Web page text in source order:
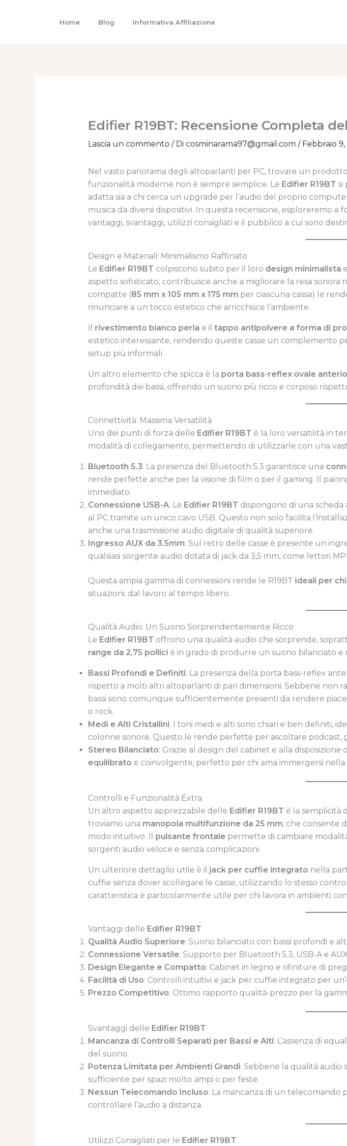
Home Blog Informativa Affiliazione
Edifier R19BT: Recensione Completa
Lascia un commento / Di cosminarama97@gmail.com / Febbraio
Nel vasto panorama degli altoparlanti per PC, trovare un
funzionalità moderne non è sempre semplice. Le Edifier R19BT si
adatta sia a chi cerca un upgrade per l’audio del proprio
musica da diversi dispositivi. In questa recensione, esploreremo a
vantaggi, svantaggi, utilizzi consigliati e il pubblico a cui sono
Design e Materiali: Minimalismo Raffinato
Le Edifier R19BT colpiscono subito per il loro design minimalista
aspetto sofisticato, contribuisce anche a migliorare la resa sonora
compatte (85 mm x 105 mm x 175 mm per ciascuna cassa) le
rinunciare a un tocco estetico che arricchisce l’ambiente.
rivestimento bianco perla e il tappo antipolvere a forma di
estetico interessante, rendendo queste casse un complemento
setup più informali.
Un altro elemento che spicca è la porta bass-reflex ovale
profondità dei bassi, offrendo un suono più ricco e corposo
Connettività: Massima Versatilità
Uno dei punti di forza delle Edifier R19BT è la loro versatilità in
modalità di collegamento, permettendo di utilizzarle con una
Bluetooth 5.3: La presenza del Bluetooth 5.3 garantisce una
rende perfette anche per la visione di film o per il gaming. Il
immediato.
Connessione USB-A: Le Edifier R19BT dispongono di una
al PC tramite un unico cavo USB. Questo non solo facilita
anche una trasmissione audio digitale di qualità superiore.
Ingresso AUX da 3.5mm: Sul retro delle casse è presente un
qualsiasi sorgente audio dotata di jack da 3,5 mm, come lettori
Questa ampia gamma di connessioni rende le R19BT ideali per
situazioni: dal lavoro al tempo libero.
Qualità Audio: Un Suono Sorprendentemente Ricco
Le Edifier R19BT offrono una qualità audio che sorprende,
range da 2,75 pollici è in grado di produrre un suono bilanciato e
Bassi Profondi e Definiti: La presenza della porta bass-reflex
rispetto a molti altri altoparlanti di pari dimensioni. Sebbene non
bassi sono comunque sufficientemente presenti da rendere
o rock.
Medi e Alti Cristallini: I toni medi e alti sono chiari e ben definiti,
colonne sonore. Questo le rende perfette per ascoltare
Stereo Bilanciato: Grazie al design del cabinet e alla disposizione
equilibrato e coinvolgente, perfetto per chi ama immergersi
Controlli e Funzionalità Extra
Un altro aspetto apprezzabile delle Edifier R19BT è la semplicità
troviamo una manopola multifunzione da 25 mm, che consente
modo intuitivo. Il pulsante frontale permette di cambiare
sorgenti audio veloce e senza complicazioni.
Un ulteriore dettaglio utile è il jack per cuffie integrato nella
cuffie senza dover scollegare le casse, utilizzando lo stesso
caratteristica è particolarmente utile per chi lavora in ambienti
Vantaggi delle Edifier R19BT
Qualità Audio Superiore: Suono bilanciato con bassi profondi e
Connessione Versatile: Supporto per Bluetooth 5.3, USB-A e
Design Elegante e Compatto: Cabinet in legno e rifiniture di
Facilità di Uso: Controlli intuitivi e jack per cuffie integrato per
Prezzo Competitivo: Ottimo rapporto qualità-prezzo per la
Svantaggi delle Edifier R19BT
Mancanza di Controlli Separati per Bassi e Alti: L’assenza di
del suono.
Potenza Limitata per Ambienti Grandi: Sebbene la qualità audio
sufficiente per spazi molto ampi o per feste.
Nessun Telecomando Incluso: La mancanza di un telecomando
controllare l’audio a distanza.
Utilizzi Consigliati per le Edifier R19BT